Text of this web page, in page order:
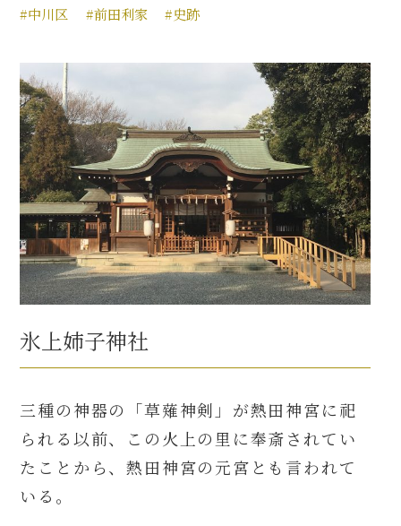
#中川区 #前田利家 #史跡
氷上姉子神社
三種の神器の「草薙神剣」が熱田神宮に祀
られる以前、この火上の里に奉斎されてい
たことから、熱田神宮の元宮とも言われて
いる。